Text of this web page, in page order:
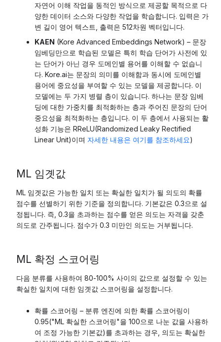
자연어 이해 작업을 동적인 방식으로 제공할 목적으로 다
양한 데이터 소스와 다양한 작업을 학습합니다. 입력은 가
변 길이 영어 텍스트, 출력은 512차원 벡터입니다.
KAEN (Kore Advanced Embeddings Network) – 문장
임베딩만으로 학습된 모델은 특히 학습 단어가 사전에 있
는 단어가 아닌 경우 도메인별 용어를 이해할 수 없습니
다. Kore.ai는 문장의 의미를 이해함과 동시에 도메인별
용어에 중요성을 부여할 수 있는 모델을 제공합니다. 이
모델에는 두 가지 병렬 층이 있습니다. 하나는 문장 임베
딩에 대한 가중치를 최적화하는 층과 주어진 문장의 단어
중요성을 최적화하는 층입니다. 이 두 층에서 사용되는 활
성화 기능은 RReLU(Randomized Leaky Rectified
Linear Unit)이며 자세한 내용은 여기를 참조하세요)
ML 임곗값
ML 임곗값은 가능한 일치 또는 확실한 일치가 될 의도의 확률
점수를 선별하기 위한 기준을 정의합니다. 기본값은 0.3으로 설
정됩니다. 즉, 0.3을 초과하는 점수를 얻은 의도는 자격을 갖춘
의도로 간주됩니다. 점수가 0.3 미만인 의도는 거부됩니다.
ML 확정 스코어링
다음 분류를 사용하여 80-100% 사이의 값으로 설정할 수 있는
확실한 일치에 대한 임곗값 스코어링을 설정합니다.
확률 스코어링 – 분류 엔진에 의한 확률 스코어링이
0.95("ML 확실한 스코어링"을 100으로 나눈 값을 사용하
여 조정 가능한 기본값)를 초과하는 경우, 의도는 확실한